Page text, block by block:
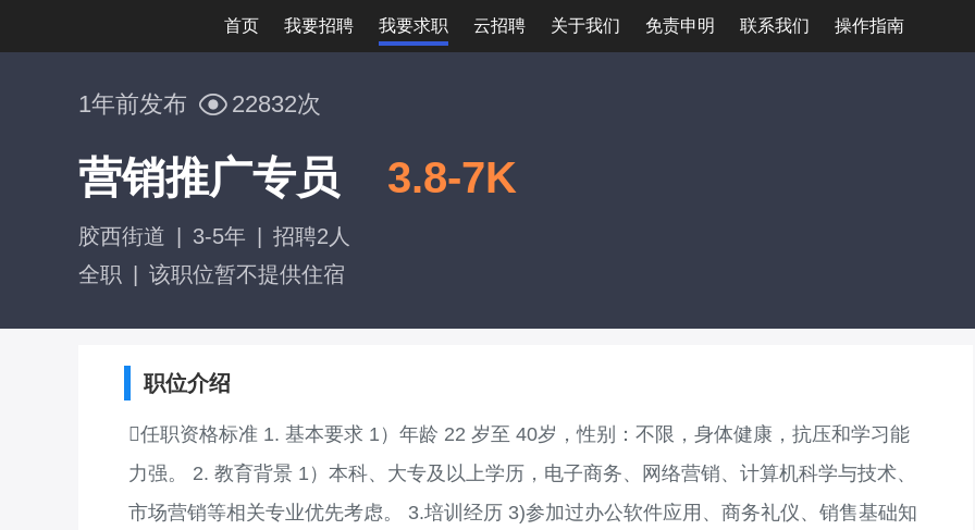
首页 我要招聘 我要求职 云招聘 关于我们 免责申明 联系我们 操作指南
1年前发布 22832次
营销推广专员 3.8-7K
胶西街道 3-5年
招聘2人
全职
该职位暂不提供住宿
职位介绍
任职资格标准 1. 基本要求 1）年龄 22 岁至 40岁，性别：不限，身体健康，抗压和学习能
力强。 2. 教育背景 1）本科、大专及以上学历，电子商务、网络营销、计算机科学与技术、
市场营销等相关专业优先考虑。 3.培训经历 3)参加过办公软件应用、商务礼仪、销售基础知